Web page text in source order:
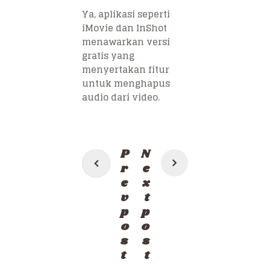
Ya, aplikasi seperti
iMovie dan InShot
menawarkan versi
gratis yang
menyertakan fitur
untuk menghapus
audio dari video.
Post
navigation
P
r
e
v
p
o
s
t
N
e
x
t
p
o
s
t